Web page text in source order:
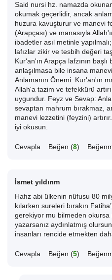
Said nursi hz. namazda
okumak geçerlidir, ancak
huzura kavuşturur ve manevi
(Arapçası) ve manasıyla
ibadetler asıl metinle
lafızlar zikir ve tesbih değeri
Kur'an'ın Arapça lafzının
anlaşılmasa bile insana
Anlamanın Önemi: Kur'an'ın
Allah'a tazim ve tefekkürü
uygundur. Feyz ve Sevap:
sevaptan mahrum bırakmaz,
manevi lezzetini (feyzini)
iyi okusun.
Cevapla Beğen (8)
İsmet yıldırım
Hafız abi ülkenin nüfusu 80
kılarken sureleri bırakın
gerekiyor mu bilmeden okursa
yazarsanız aydınlatmış
insanları rencide etmekten
Cevapla Beğen (5)